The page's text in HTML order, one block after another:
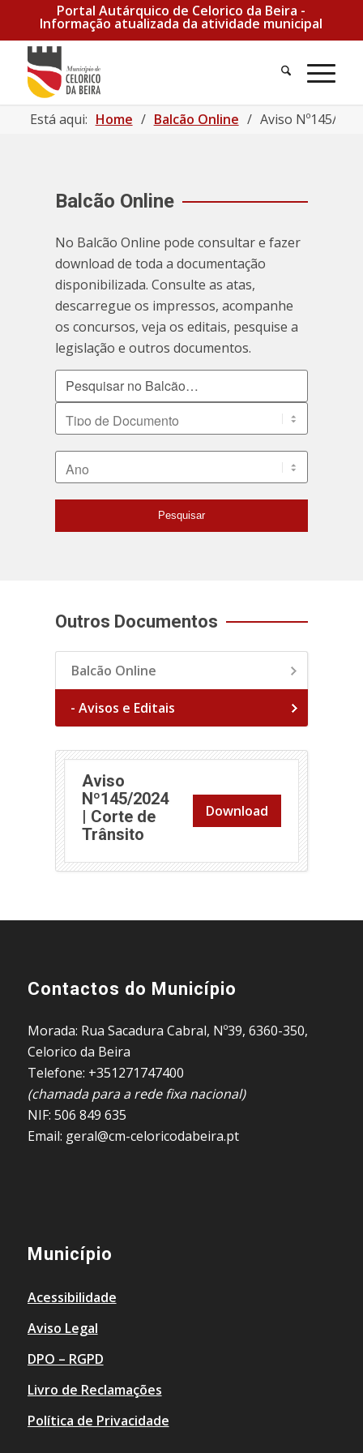
Portal Autárquico de Celorico da Beira -
Informação atualizada da atividade municipal
Está aqui: Home / Balcão Online / Aviso Nº145/
Balcão Online
No Balcão Online pode consultar e fazer
download de toda a documentação
disponibilizada. Consulte as atas,
descarregue os impressos, acompanhe
os concursos, veja os editais, pesquise a
legislação e outros documentos.
Pesquisar no Balcão
Pesquisar
Outros Documentos
Balcão Online
- Avisos e Editais
Aviso
Nº145/2024
| Corte de
Trânsito
Download
Contactos do Município
Morada: Rua Sacadura Cabral, Nº39, 6360-350,
Celorico da Beira
Telefone: +351271747400
(chamada para a rede fixa nacional)
NIF: 506 849 635
Email: geral@cm-celoricodabeira.pt
Município
Acessibilidade
Aviso Legal
DPO – RGPD
Livro de Reclamações
Política de Privacidade